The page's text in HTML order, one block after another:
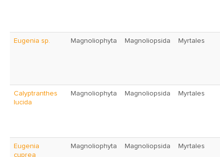
Eugenia sp. Magnoliophyta Magnoliopsida Myrtales
Calyptranthes
lucida
Magnoliophyta Magnoliopsida Myrtales
Eugenia
cuprea
Magnoliophyta Magnoliopsida Myrtales